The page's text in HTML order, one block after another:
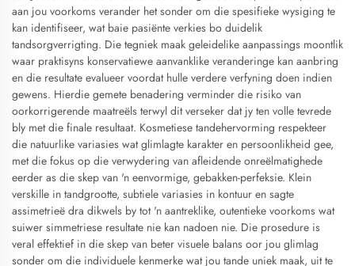
aan jou voorkoms verander het sonder om die spesifieke wysiging te
kan identifiseer, wat baie pasiënte verkies bo duidelik
tandsorgverrigting. Die tegniek maak geleidelike aanpassings moontlik
waar praktisyns konservatiewe aanvanklike veranderinge kan aanbring
en die resultate evalueer voordat hulle verdere verfyning doen indien
gewens. Hierdie gemete benadering verminder die risiko van
oorkorrigerende maatreëls terwyl dit verseker dat jy ten volle tevrede
bly met die finale resultaat. Kosmetiese tandehervorming respekteer
die natuurlike variasies wat glimlagte karakter en persoonlikheid gee,
met die fokus op die verwydering van afleidende onreëlmatighede
eerder as die skep van 'n eenvormige, gebakken-perfeksie. Klein
verskille in tandgrootte, subtiele variasies in kontuur en sagte
assimetrieë dra dikwels by tot 'n aantreklike, outentieke voorkoms wat
suiwer simmetriese resultate nie kan nadoen nie. Die prosedure is
veral effektief in die skep van beter visuele balans oor jou glimlag
sonder om die individuele kenmerke wat jou tande uniek maak, uit te